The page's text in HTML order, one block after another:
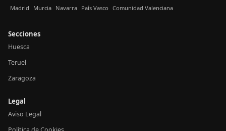
Madrid Murcia Navarra País Vasco Comunidad Valenciana
Secciones
Huesca
Teruel
Zaragoza
Legal
Aviso Legal